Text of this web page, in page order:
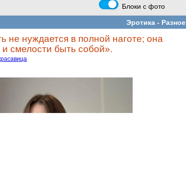
Блоки с фото
Эротика - Разное
не нуждается в полной наготе; она
и смелости быть собой».